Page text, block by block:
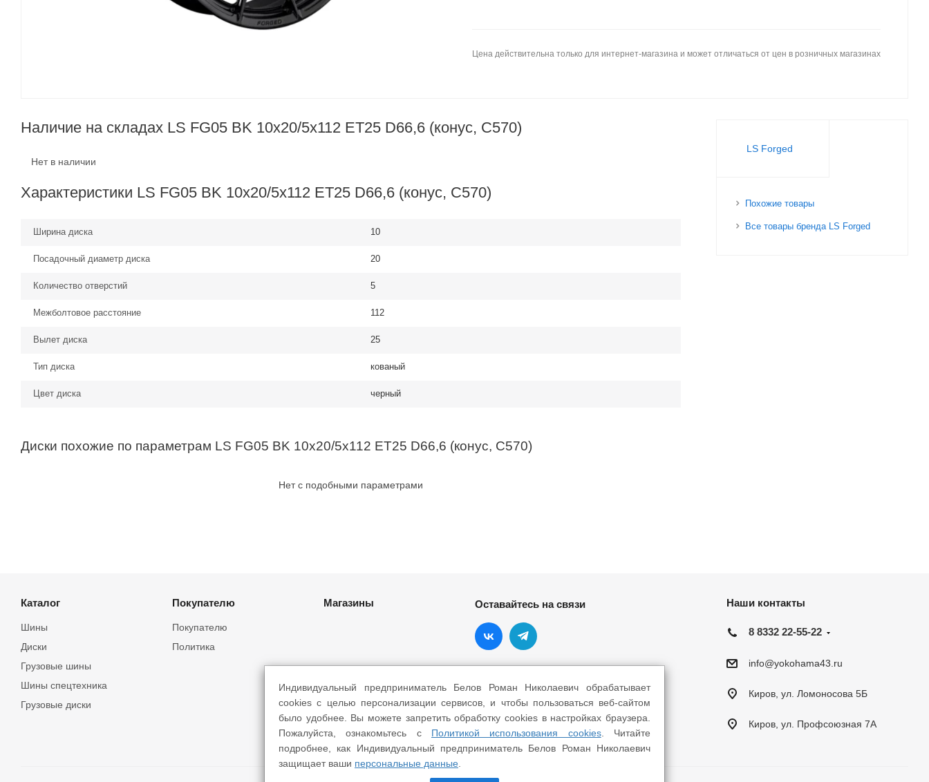
Цена действительна только для интернет-магазина и может отличаться от цен в розничных магазинах
Наличие на складах LS FG05 BK 10x20/5x112 ET25 D66,6 (конус, C570)
Нет в наличии
Характеристики LS FG05 BK 10x20/5x112 ET25 D66,6 (конус, C570)
Ширина диска 10
Посадочный диаметр диска 20
Количество отверстий 5
Межболтовое расстояние 112
Вылет диска 25
Тип диска кованый
Цвет диска черный
Диски похожие по параметрам LS FG05 BK 10x20/5x112 ET25 D66,6 (конус, C570)
Нет с подобными параметрами
LS Forged
Похожие товары
Все товары бренда LS Forged
Каталог
Шины
Грузовые шины
Шины спецтехника
Диски
Грузовые диски
Покупателю
Покупателю
Политика
Магазины Оставайтесь на связи Наши контакты
8 8332 22-55-22
info@yokohama43.ru
Киров, ул. Ломоносова 5Б
Киров, ул. Профсоюзная 7А
Индивидуальный предприниматель Белов Роман Николаевич обрабатывает
cookies с целью персонализации сервисов, и чтобы пользоваться веб-сайтом
было удобнее. Вы можете запретить обработку cookies в настройках браузера.
Пожалуйста, ознакомьтесь с Политикой использования cookies. Читайте
подробнее, как Индивидуальный предприниматель Белов Роман Николаевич
защищает ваши персональные данные